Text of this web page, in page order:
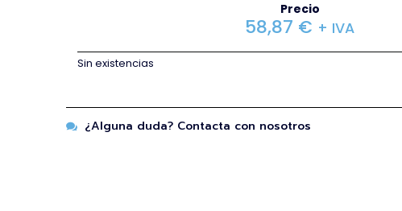
Precio
58,87 € + IVA
Sin existencias
¿Alguna duda? Contacta con nosotros